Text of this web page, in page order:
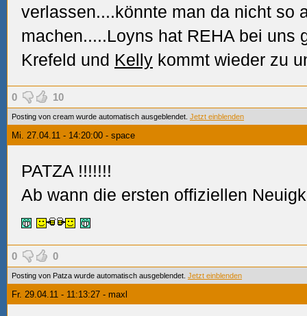
verlassen....könnte man da nicht so
machen.....Loyns hat REHA bei uns
Krefeld und Kelly kommt wieder zu
0 10
Posting von cream wurde automatisch ausgeblendet. Jetzt einblenden
Mi. 27.04.11 - 14:20:00 - space
PATZA !!!!!!!
Ab wann die ersten offiziellen
0 0
Posting von Patza wurde automatisch ausgeblendet. Jetzt einblenden
Fr. 29.04.11 - 11:13:27 - maxl